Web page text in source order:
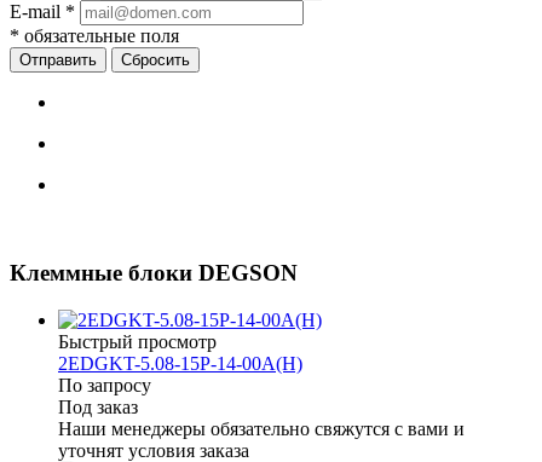
E-mail *
* обязательные поля
Сбросить
Клеммные блоки DEGSON
Быстрый просмотр
2EDGKT-5.08-15P-14-00A(H)
По запросу
Под заказ
Наши менеджеры обязательно свяжутся с вами и
уточнят условия заказа